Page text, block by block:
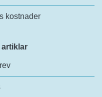
kostnader
artiklar